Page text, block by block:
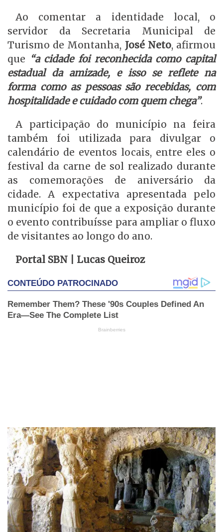
Ao comentar a identidade local, o
servidor da Secretaria Municipal de
Turismo de Montanha, José Neto, afirmou
que “a cidade foi reconhecida como capital
estadual da amizade, e isso se reflete na
forma como as pessoas são recebidas, com
hospitalidade e cuidado com quem chega”.
A participação do município na feira
também foi utilizada para divulgar o
calendário de eventos locais, entre eles o
festival da carne de sol realizado durante
as comemorações de aniversário da
cidade. A expectativa apresentada pelo
município foi de que a exposição durante
o evento contribuísse para ampliar o fluxo
de visitantes ao longo do ano.
Portal SBN | Lucas Queiroz